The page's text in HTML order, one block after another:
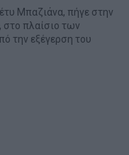
Μπαζιάνα, πήγε στην
στο πλαίσιο των
την εξέγερση του